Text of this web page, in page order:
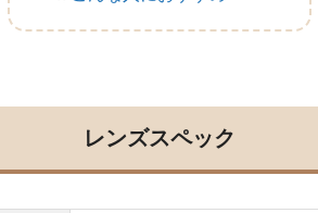
レンズスペック